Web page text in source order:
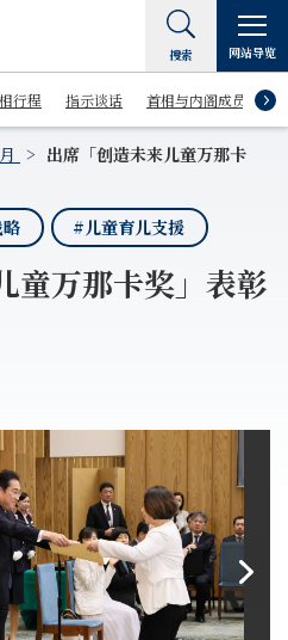
行程 指示谈话 首相与内阁成员
搜索 网站导览
出席「创造未来儿童万那卡
#儿童育儿支援
童万那卡奖」表彰